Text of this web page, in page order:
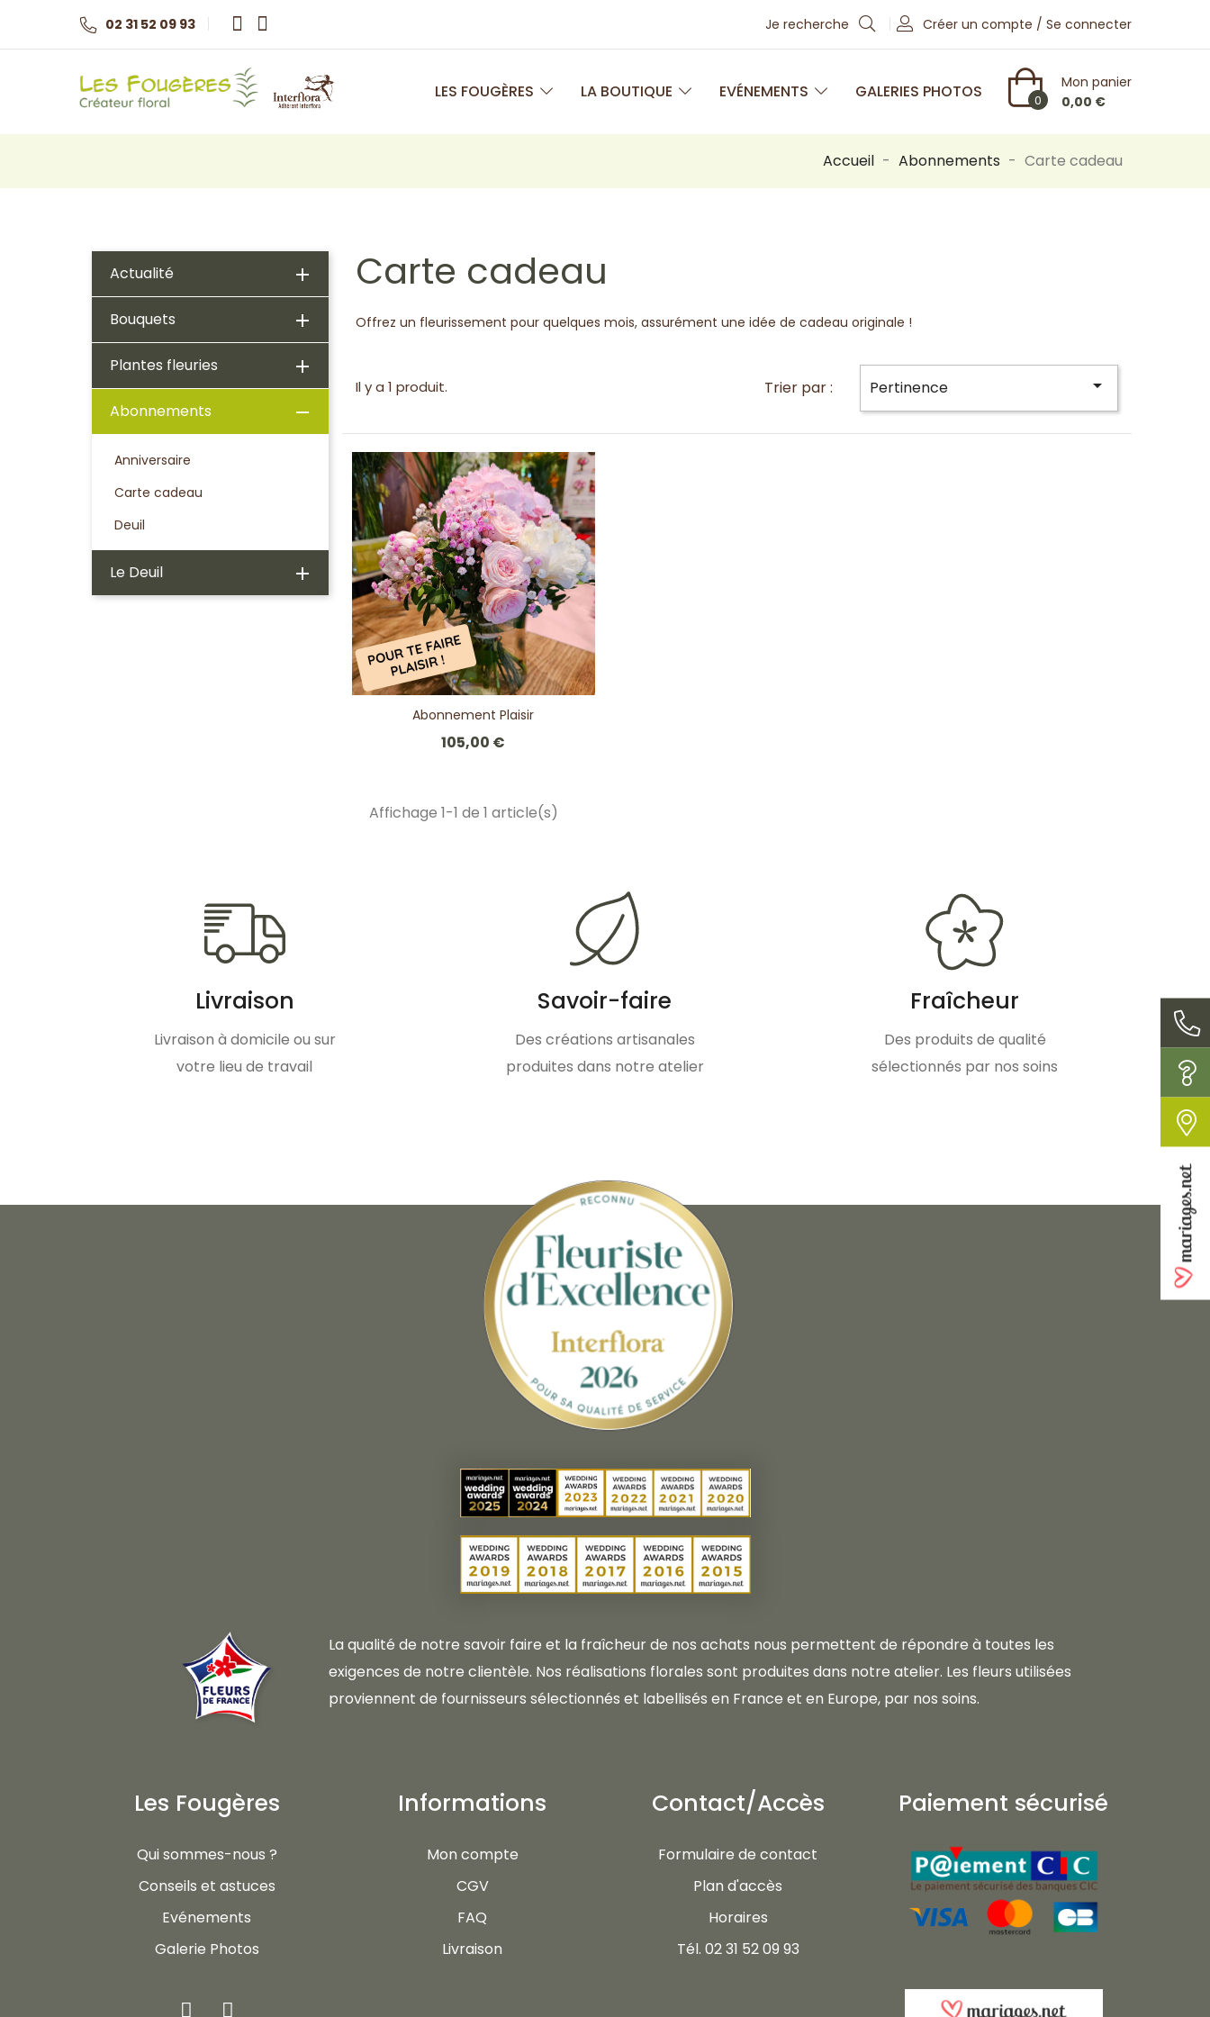
02 31 52 09 93 Je recherche Créer un compte / Se connecter
LES FOUGÈRES LA BOUTIQUE EVÉNEMENTS GALERIES PHOTOS 0
Mon panier
0,00 €
Accueil Abonnements Carte cadeau
Actualité 
Bouquets 
Plantes fleuries 
Abonnements 
Anniversaire
Carte cadeau
Deuil
Le Deuil 
Carte cadeau
Offrez un fleurissement pour quelques mois, assurément une idée de cadeau originale !
Il y a 1 produit. Trier par : Pertinence 
Abonnement Plaisir
105,00 €
Affichage 1-1 de 1 article(s)
Livraison
Livraison à domicile ou sur
votre lieu de travail
Savoir-faire
Des créations artisanales
produites dans notre atelier
Fraîcheur
Des produits de qualité
sélectionnés par nos soins
La qualité de notre savoir faire et la fraîcheur de nos achats nous permettent de répondre à toutes les
exigences de notre clientèle. Nos réalisations florales sont produites dans notre atelier. Les fleurs utilisées
proviennent de fournisseurs sélectionnés et labellisés en France et en Europe, par nos soins.
Les Fougères
Qui sommes-nous ?
Conseils et astuces
Evénements
Galerie Photos
Informations
Mon compte
CGV
FAQ
Livraison
Contact/Accès
Formulaire de contact
Plan d'accès
Horaires
Tél. 02 31 52 09 93
Paiement sécurisé